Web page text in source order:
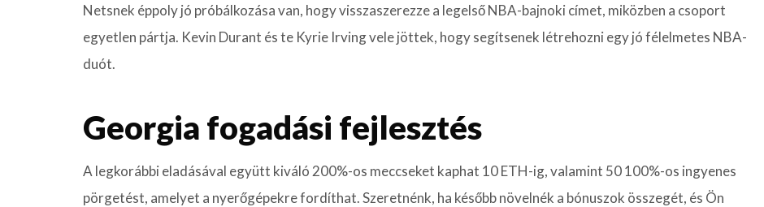
Netsnek éppoly jó próbálkozása van, hogy visszaszerezze a legelső NBA-bajnoki címet, miközben a csoport
egyetlen pártja. Kevin Durant és te Kyrie Irving vele jöttek, hogy segítsenek létrehozni egy jó félelmetes NBA-
duót.
Georgia fogadási fejlesztés
A legkorábbi eladásával együtt kiváló 200%-os meccseket kaphat 10 ETH-ig, valamint 50 100%-os ingyenes
pörgetést, amelyet a nyerőgépekre fordíthat. Szeretnénk, ha később növelnék a bónuszok összegét, és Ön